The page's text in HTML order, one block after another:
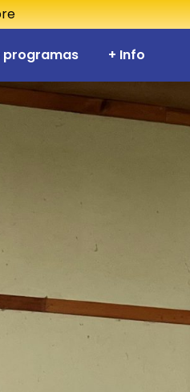
programas + Info